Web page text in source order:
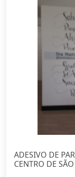
ADESIVO DE
CENTRO DE